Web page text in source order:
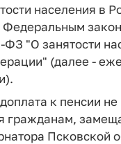
населения в
ФЗ "О занятости
(далее -
к пенсии не
гражданам,
Псковской